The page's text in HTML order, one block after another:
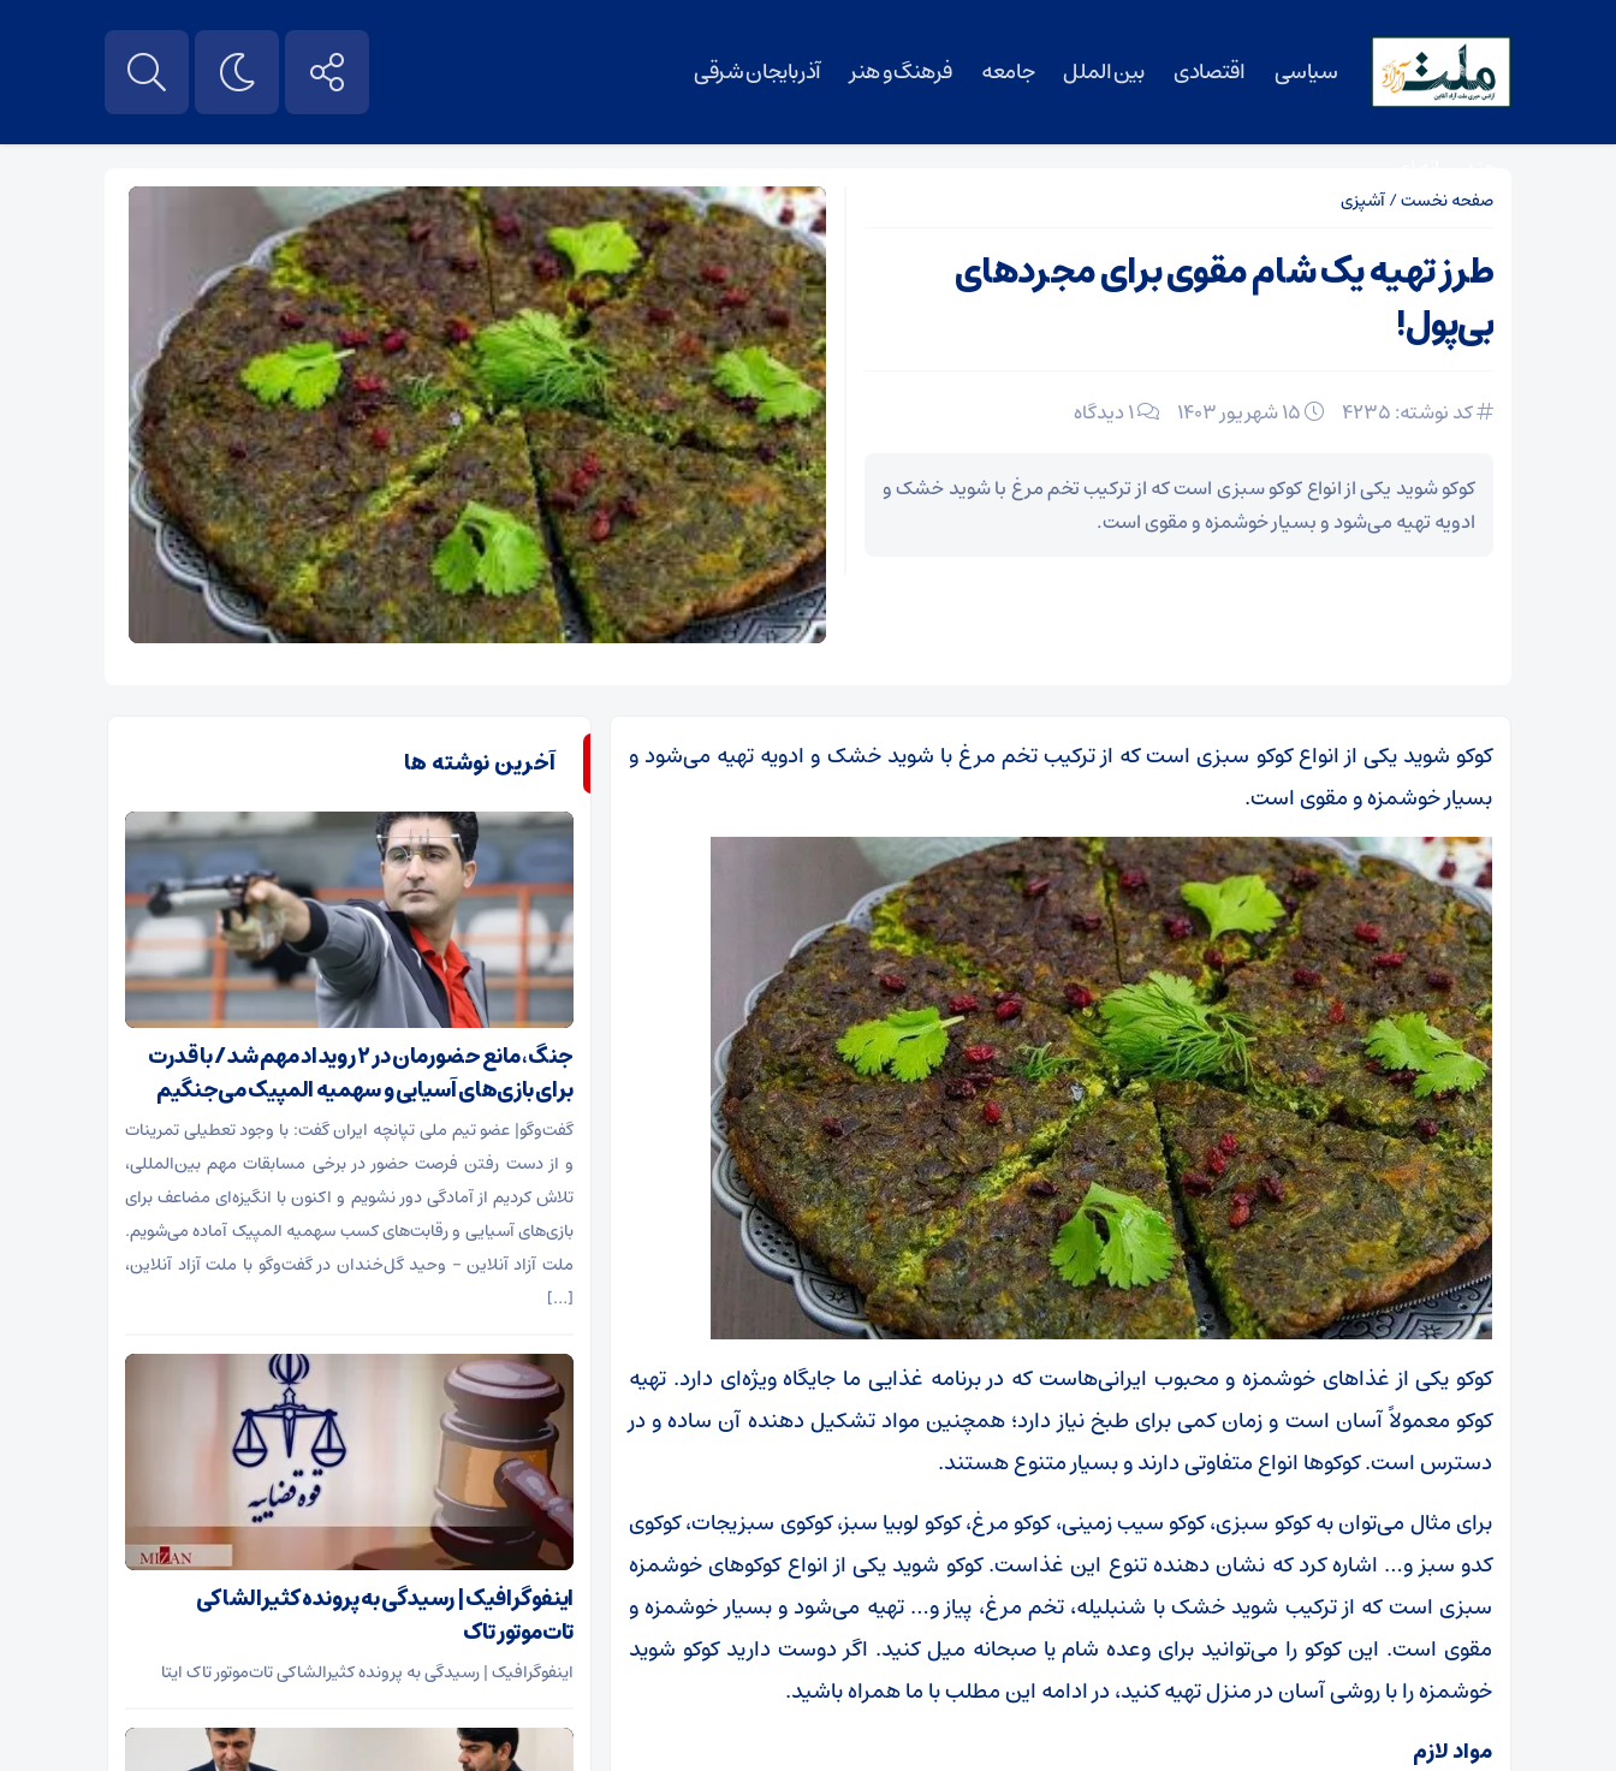
سیاسی اقتصادی بین الملل جامعه فرهنگ و هنر آذربایجان شرقی
صفحه نخست/آشپزی
طرز تهیه یک شام مقوی برای مجردهای
بی‌پول!
کد نوشته: 4235 1 دیدگاه
کوکو شوید یکی از انواع کوکو سبزی است که از ترکیب تخم مرغ با شوید خشک و
ادویه تهیه می‌شود و بسیار خوشمزه و مقوی است.
کوکو شوید یکی از انواع کوکو سبزی است که از ترکیب تخم مرغ با شوید خشک و ادویه تهیه می‌شود و
بسیار خوشمزه و مقوی است.
کوکو یکی از غذا‌های خوشمزه و محبوب ایرانی‌هاست که در برنامه غذایی ما جایگاه ویژه‌ای دارد. تهیه
کوکو معمولاً آسان است و زمان کمی برای طبخ نیاز دارد؛ همچنین مواد تشکیل دهنده آن ساده و در
دسترس است. کوکو‌ها انواع متفاوتی دارند و بسیار متنوع هستند.
برای مثال می‌توان به کوکو سبزی، کوکو سیب زمینی، کوکو مرغ، کوکو لوبیا سبز، کوکوی سبزیجات، کوکوی
کدو سبز و… اشاره کرد که نشان دهنده تنوع این غذاست. کوکو شوید یکی از انواع کوکو‌های خوشمزه
سبزی است که از ترکیب شوید خشک با شنبلیله، تخم مرغ، پیاز و… تهیه می‌شود و بسیار خوشمزه و
مقوی است. این کوکو را می‌توانید برای وعده شام یا صبحانه میل کنید. اگر دوست دارید کوکو شوید
خوشمزه را با روشی آسان در منزل تهیه کنید، در ادامه این مطلب با ما همراه باشید.
مواد لازم
آخرین نوشته ها
جنگ، مانع حضورمان در ۲ رویداد مهم شد/ با قدرت
برای بازی‌های آسیایی و سهمیه المپیک می‌جنگیم
گفت‌و‌گو| عضو تیم ملی تپانچه ایران گفت: با وجود تعطیلی تمرینات
و از دست رفتن فرصت حضور در برخی مسابقات مهم بین‌المللی،
تلاش کردیم از آمادگی دور نشویم و اکنون با انگیزه‌ای مضاعف برای
بازی‌های آسیایی و رقابت‌های کسب سهمیه المپیک آماده می‌شویم.
ملت آزاد آنلاین – وحید گل‌خندان در گفت‌و‌گو با ملت آزاد آنلاین،
[…]
اینفوگرافیک | رسیدگی به پرونده کثیرالشاکی
تات‌موتور تاک
اینفوگرافیک | رسیدگی به پرونده کثیرالشاکی تات‌موتور تاک ایتا